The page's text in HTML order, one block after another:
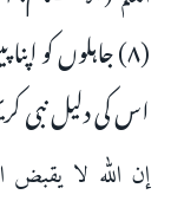
(۸) جاہلوں کو اپنا پیشوا اور امام بنانا اور ان کی اقتدا کرنا۔
اس کی دلیل
إن الله ‌لا ‌يقبض